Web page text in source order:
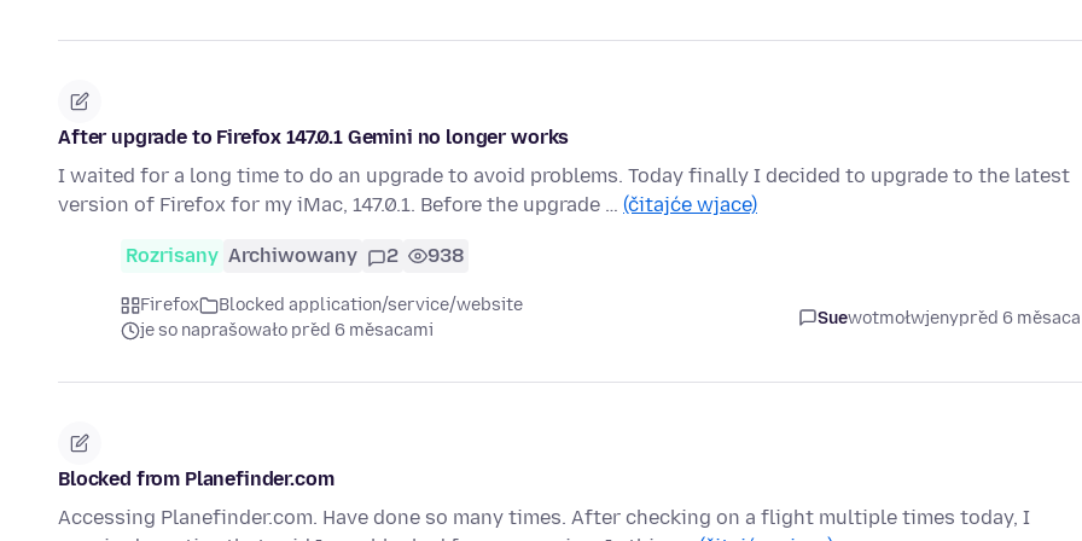
After upgrade to Firefox 147.0.1 Gemini no longer works
I waited for a long time to do an upgrade to avoid problems. Today finally I decided to upgrade to the latest
version of Firefox for my iMac, 147.0.1. Before the upgrade … (čitajće wjace)
Rozrisany Archiwowany 2 938
Firefox
Blocked application/service/website
je so naprašowało před 6 měsacami
Suewotmołwjenypřed 6
Blocked from Planefinder.com
Accessing Planefinder.com. Have done so many times. After checking on a flight multiple times today, I